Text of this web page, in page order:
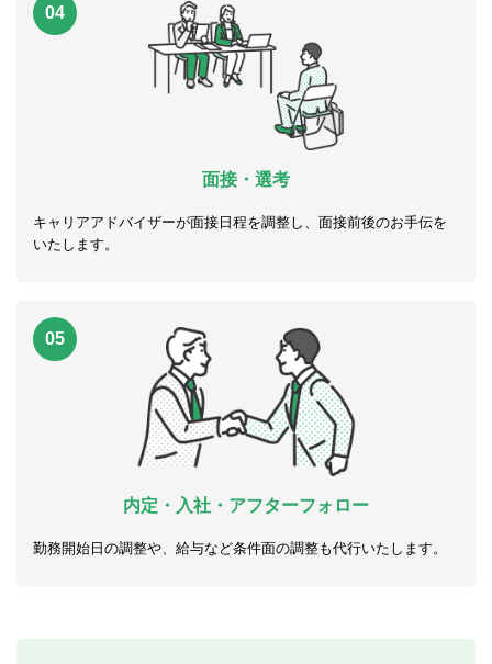
04
面接・選考
キャリアアドバイザーが面接日程を調整し、面接前後のお手伝を
いたします。
05
内定・入社・アフターフォロー
勤務開始日の調整や、給与など条件面の調整も代行いたします。